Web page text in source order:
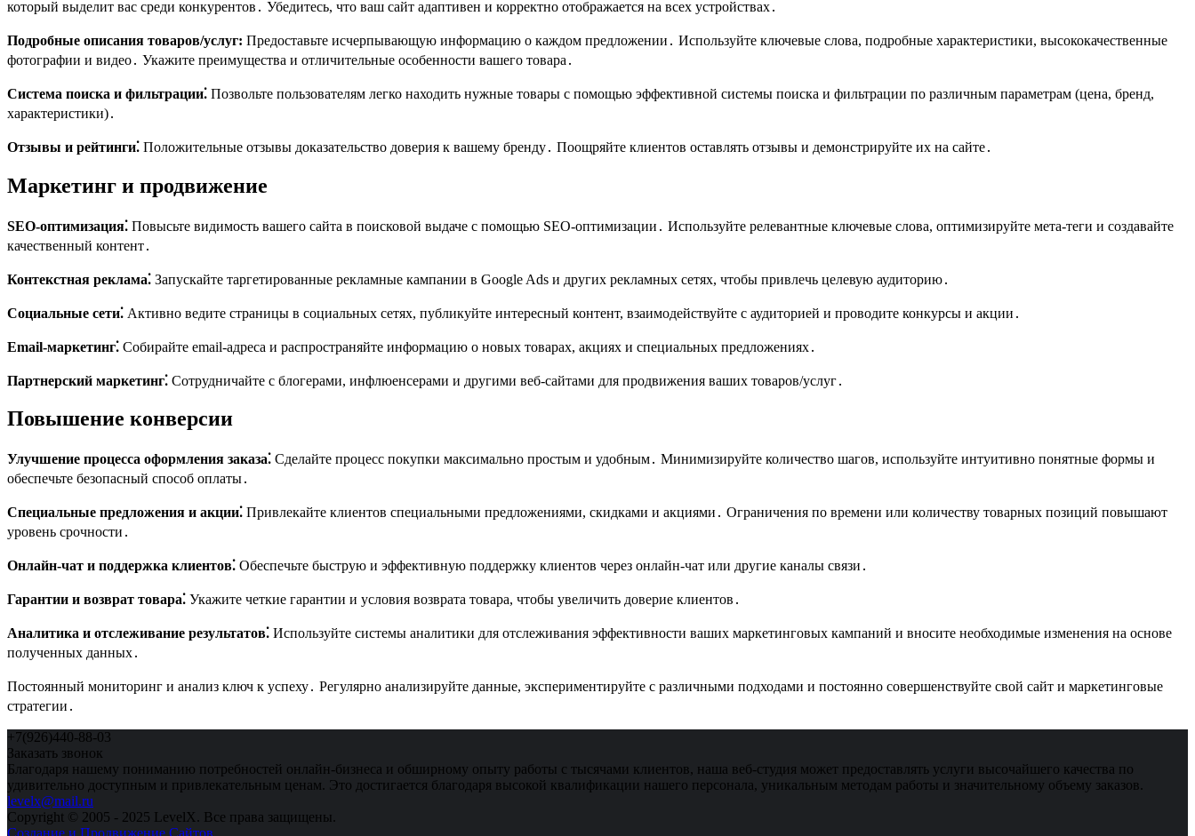
который выделит вас среди конкурентов․ Убедитесь, что ваш сайт адаптивен и корректно отображается на всех устройствах․
Подробные описания товаров/услуг: Предоставьте исчерпывающую информацию о каждом предложении․ Используйте ключевые слова, подробные характеристики, высококачественные
фотографии и видео․ Укажите преимущества и отличительные особенности вашего товара․
Система поиска и фильтрации⁚ Позвольте пользователям легко находить нужные товары с помощью эффективной системы поиска и фильтрации по различным параметрам (цена, бренд,
характеристики)․
Отзывы и рейтинги⁚ Положительные отзывы доказательство доверия к вашему бренду․ Поощряйте клиентов оставлять отзывы и демонстрируйте их на сайте․
Маркетинг и продвижение
SEO-оптимизация⁚ Повысьте видимость вашего сайта в поисковой выдаче с помощью SEO-оптимизации․ Используйте релевантные ключевые слова, оптимизируйте мета-теги и создавайте
качественный контент․
Контекстная реклама⁚ Запускайте таргетированные рекламные кампании в Google Ads и других рекламных сетях, чтобы привлечь целевую аудиторию․
Социальные сети⁚ Активно ведите страницы в социальных сетях, публикуйте интересный контент, взаимодействуйте с аудиторией и проводите конкурсы и акции․
Email-маркетинг⁚ Собирайте email-адреса и распространяйте информацию о новых товарах, акциях и специальных предложениях․
Партнерский маркетинг⁚ Сотрудничайте с блогерами, инфлюенсерами и другими веб-сайтами для продвижения ваших товаров/услуг․
Повышение конверсии
Улучшение процесса оформления заказа⁚ Сделайте процесс покупки максимально простым и удобным․ Минимизируйте количество шагов, используйте интуитивно понятные формы и
обеспечьте безопасный способ оплаты․
Специальные предложения и акции⁚ Привлекайте клиентов специальными предложениями, скидками и акциями․ Ограничения по времени или количеству товарных позиций повышают
уровень срочности․
Онлайн-чат и поддержка клиентов⁚ Обеспечьте быструю и эффективную поддержку клиентов через онлайн-чат или другие каналы связи․
Гарантии и возврат товара⁚ Укажите четкие гарантии и условия возврата товара, чтобы увеличить доверие клиентов․
Аналитика и отслеживание результатов⁚ Используйте системы аналитики для отслеживания эффективности ваших маркетинговых кампаний и вносите необходимые изменения на основе
полученных данных․
Постоянный мониторинг и анализ ключ к успеху․ Регулярно анализируйте данные, экспериментируйте с различными подходами и постоянно совершенствуйте свой сайт и маркетинговые
стратегии․
+7(926)440-88-03
Заказать звонок
Благодаря нашему пониманию потребностей онлайн-бизнеса и обширному опыту работы с тысячами клиентов, наша веб-студия может предоставлять услуги высочайшего качества по
удивительно доступным и привлекательным ценам. Это достигается благодаря высокой квалификации нашего персонала, уникальным методам работы и значительному объему заказов.
levelx@mail.ru
Copyright © 2005 - 2025 LevelX. Все права защищены.